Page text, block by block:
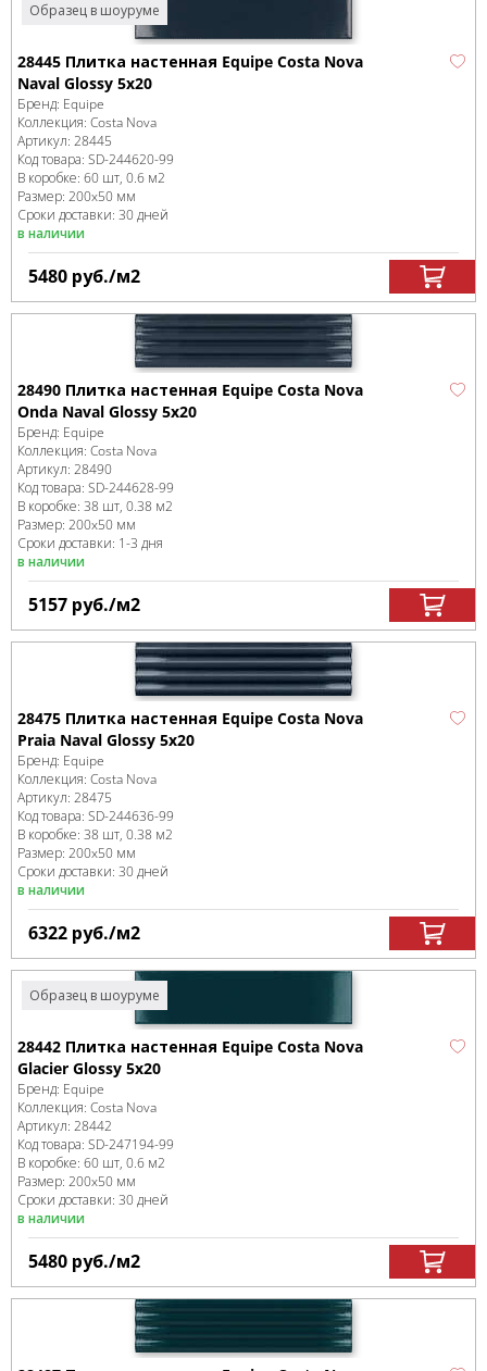
Образец в шоуруме
28445 Плитка настенная Equipe Costa Nova
Naval Glossy 5x20
Бренд: Equipe
Коллекция: Costa Nova
Артикул: 28445
Код товара: SD-244620-99
В коробке: 60 шт, 0.6 м2
Размер: 200x50 мм
Сроки доставки: 30 дней
в наличии
5480 руб./м2
28490 Плитка настенная Equipe Costa Nova
Onda Naval Glossy 5x20
Бренд: Equipe
Коллекция: Costa Nova
Артикул: 28490
Код товара: SD-244628-99
В коробке: 38 шт, 0.38 м2
Размер: 200x50 мм
Сроки доставки: 1-3 дня
в наличии
5157 руб./м2
28475 Плитка настенная Equipe Costa Nova
Praia Naval Glossy 5x20
Бренд: Equipe
Коллекция: Costa Nova
Артикул: 28475
Код товара: SD-244636-99
В коробке: 38 шт, 0.38 м2
Размер: 200x50 мм
Сроки доставки: 30 дней
в наличии
6322 руб./м2
Образец в шоуруме
28442 Плитка настенная Equipe Costa Nova
Glacier Glossy 5x20
Бренд: Equipe
Коллекция: Costa Nova
Артикул: 28442
Код товара: SD-247194-99
В коробке: 60 шт, 0.6 м2
Размер: 200x50 мм
Сроки доставки: 30 дней
в наличии
5480 руб./м2